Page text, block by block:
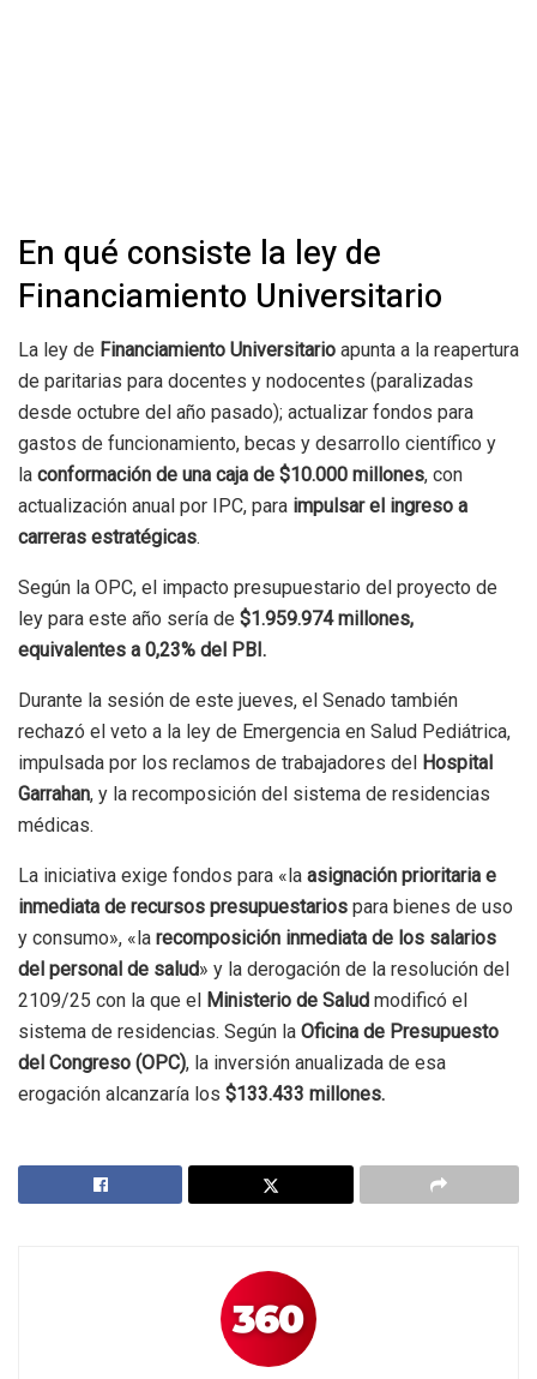
En qué consiste la ley de
Financiamiento Universitario
La ley de Financiamiento Universitario apunta a la reapertura
de paritarias para docentes y nodocentes (paralizadas
desde octubre del año pasado); actualizar fondos para
gastos de funcionamiento, becas y desarrollo científico y
la conformación de una caja de $10.000 millones, con
actualización anual por IPC, para impulsar el ingreso a
carreras estratégicas.
Según la OPC, el impacto presupuestario del proyecto de
ley para este año sería de $1.959.974 millones,
equivalentes a 0,23% del PBI.
Durante la sesión de este jueves, el Senado también
rechazó el veto a la ley de Emergencia en Salud Pediátrica,
impulsada por los reclamos de trabajadores del Hospital
Garrahan, y la recomposición del sistema de residencias
médicas.
La iniciativa exige fondos para «la asignación prioritaria e
inmediata de recursos presupuestarios para bienes de uso
y consumo», «la recomposición inmediata de los salarios
del personal de salud» y la derogación de la resolución del
2109/25 con la que el Ministerio de Salud modificó el
sistema de residencias. Según la Oficina de Presupuesto
del Congreso (OPC), la inversión anualizada de esa
erogación alcanzaría los $133.433 millones.